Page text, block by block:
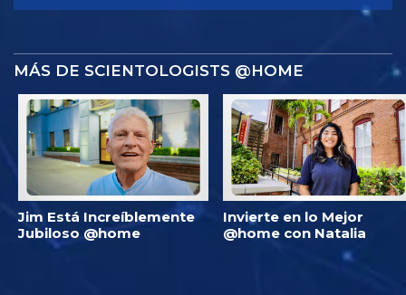
MÁS DE SCIENTOLOGISTS @HOME
Jim Está Increíblemente
Jubiloso @home
Invierte en lo Mejor
@home con Natalia